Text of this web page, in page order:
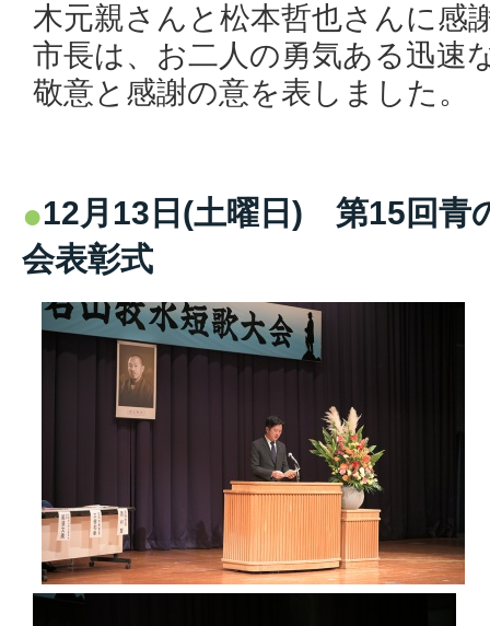
木元親さんと松本哲也さんに感
市長は、お二人の勇気ある迅速
敬意と感謝の意を表しました。
12月13日(土曜日) 第15回青
会表彰式